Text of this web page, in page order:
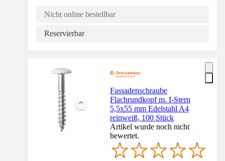
Nicht online bestellbar
Reservierbar
Fassadenschraube
Flachrundkopf m. I-Stern
5,5x55 mm Edelstahl A4
reinweiß, 100 Stück
Artikel wurde noch nicht
bewertet.